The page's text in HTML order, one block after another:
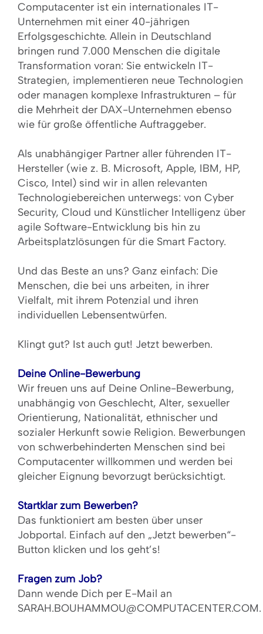
Computacenter ist ein internationales IT-
Unternehmen mit einer 40-jährigen
Erfolgsgeschichte. Allein in Deutschland
bringen rund 7.000 Menschen die digitale
Transformation voran: Sie entwickeln IT-
Strategien, implementieren neue Technologien
oder managen komplexe Infrastrukturen – für
die Mehrheit der DAX-Unternehmen ebenso
wie für große öffentliche Auftraggeber.
Als unabhängiger Partner aller führenden IT-
Hersteller (wie z. B. Microsoft, Apple, IBM, HP,
Cisco, Intel) sind wir in allen relevanten
Technologiebereichen unterwegs: von Cyber
Security, Cloud und Künstlicher Intelligenz über
agile Software-Entwicklung bis hin zu
Arbeitsplatzlösungen für die Smart Factory.
Und das Beste an uns? Ganz einfach: Die
Menschen, die bei uns arbeiten, in ihrer
Vielfalt, mit ihrem Potenzial und ihren
individuellen Lebensentwürfen.
Klingt gut? Ist auch gut! Jetzt bewerben.
Deine Online-Bewerbung
Wir freuen uns auf Deine Online-Bewerbung,
unabhängig von Geschlecht, Alter, sexueller
Orientierung, Nationalität, ethnischer und
sozialer Herkunft sowie Religion. Bewerbungen
von schwerbehinderten Menschen sind bei
Computacenter willkommen und werden bei
gleicher Eignung bevorzugt berücksichtigt.
Startklar zum Bewerben?
Das funktioniert am besten über unser
Jobportal. Einfach auf den „Jetzt bewerben“-
Button klicken und los geht’s!
Fragen zum Job?
Dann wende Dich per E-Mail an
SARAH.BOUHAMMOU@COMPUTACENTER.COM.